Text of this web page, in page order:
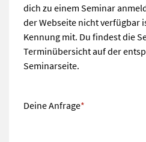
dich zu einem Seminar
der Webseite nicht verfügbar
Kennung mit. Du findest die
Terminübersicht auf der
Seminarseite.
Deine Anfrage*